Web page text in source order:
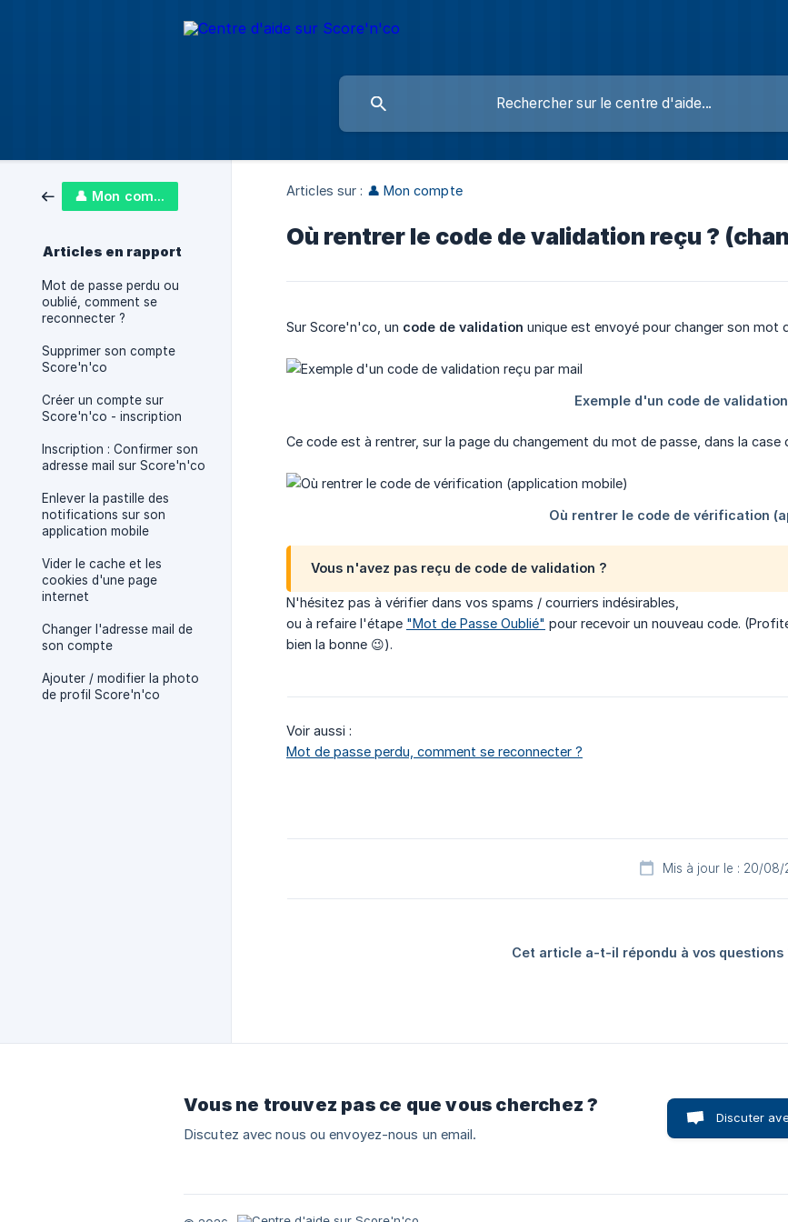
👤 Mon compte
Articles en rapport
Mot de passe perdu ou
oublié, comment se
reconnecter ?
Supprimer son compte
Score'n'co
Créer un compte sur
Score'n'co - inscription
Inscription : Confirmer son
adresse mail sur Score'n'co
Enlever la pastille des
notifications sur son
application mobile
Vider le cache et les
cookies d'une page
internet
Changer l'adresse mail de
son compte
Ajouter / modifier la photo
de profil Score'n'co
Articles sur : 👤 Mon compte
Où rentrer le code de validation reçu ?
Sur Score'n'co, un code de validation unique est envoyé pour changer son mot
Ce code est à rentrer, sur la page du changement du mot de passe, dans la case
Vous n'avez pas reçu de code de validation ?
N'hésitez pas à vérifier dans vos spams / courriers indésirables,
ou à refaire l'étape "Mot de Passe Oublié" pour recevoir un nouveau code.
bien la bonne 😉).
Voir aussi :
Mot de passe perdu, comment se reconnecter ?
Mis à jour le : 20/08/
Cet article a-t-il répondu à vos questions
Vous ne trouvez pas ce que vous cherchez ?
Discutez avec nous ou envoyez-nous un email.
Discuter